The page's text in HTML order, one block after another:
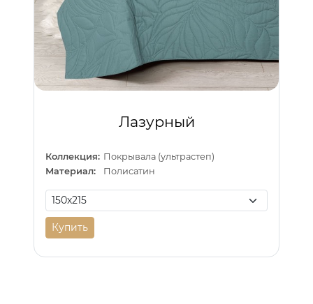
Лазурный
Коллекция: Покрывала (ультрастеп)
Материал:
Полисатин
Купить